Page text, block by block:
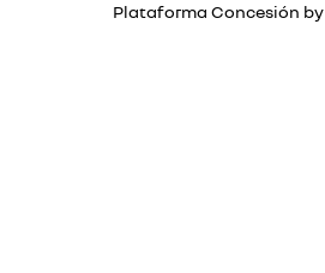
Plataforma Concesión by